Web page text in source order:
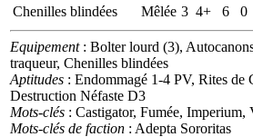
Chenilles blindées
Mêlée 3 4+ 6 0
Equipement: Bolter lourd (3),
traqueur, Chenilles blindées
Aptitudes : Endommagé 1-4 PV, Rites de
Destruction Néfaste D3
Mots-clés : Castigator, Fumée, Imperium,
Mots-clés de faction : Adepta Sororitas